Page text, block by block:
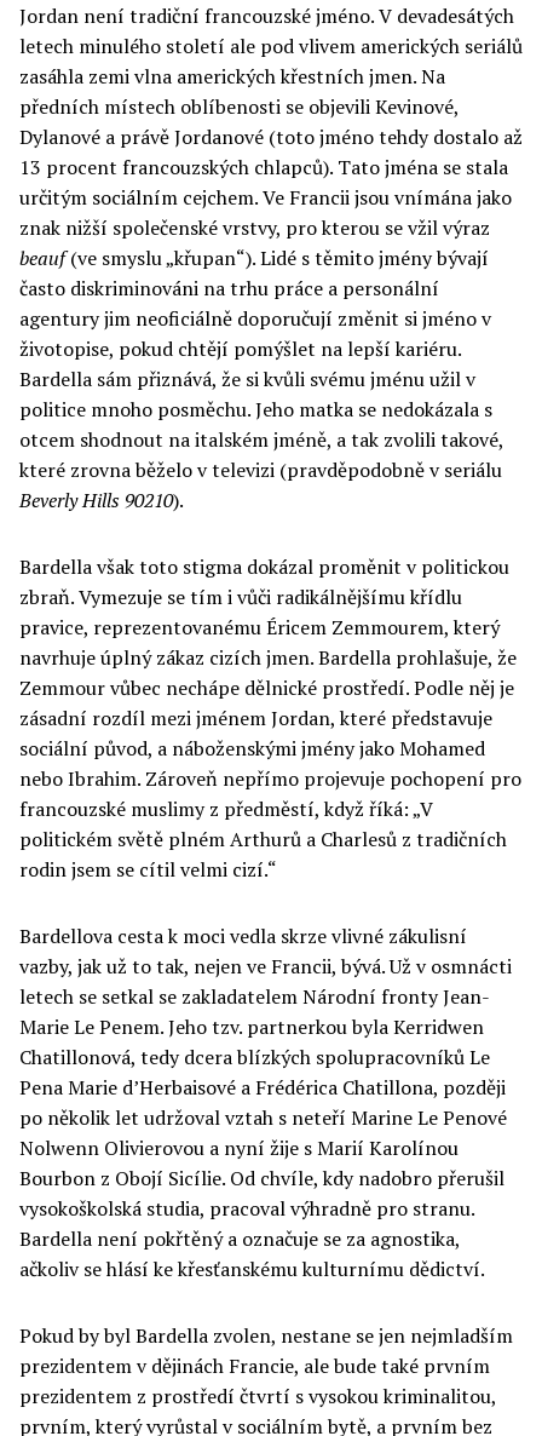
Jordan není tradiční francouzské jméno. V devadesátých
letech minulého století ale pod vlivem amerických seriálů
zasáhla zemi vlna amerických křestních jmen. Na
předních místech oblíbenosti se objevili Kevinové,
Dylanové a právě Jordanové (toto jméno tehdy dostalo až
13 procent francouzských chlapců). Tato jména se stala
určitým sociálním cejchem. Ve Francii jsou vnímána jako
znak nižší společenské vrstvy, pro kterou se vžil výraz
beauf(ve smyslu „křupan“). Lidé s těmito jmény bývají
často diskriminováni na trhu práce a personální
agentury jim neoficiálně doporučují změnit si jméno v
životopise, pokud chtějí pomýšlet na lepší kariéru.
Bardella sám přiznává, že si kvůli svému jménu užil v
politice mnoho posměchu. Jeho matka se nedokázala s
otcem shodnout na italském jméně, a tak zvolili takové,
které zrovna běželo v televizi (pravděpodobně v seriálu
Beverly Hills 90210).
Bardella však toto stigma dokázal proměnit v politickou
zbraň. Vymezuje se tím i vůči radikálnějšímu křídlu
pravice, reprezentovanému Éricem Zemmourem, který
navrhuje úplný zákaz cizích jmen. Bardella prohlašuje, že
Zemmour vůbec nechápe dělnické prostředí. Podle něj je
zásadní rozdíl mezi jménem Jordan, které představuje
sociální původ, a náboženskými jmény jako Mohamed
nebo Ibrahim. Zároveň nepřímo projevuje pochopení pro
francouzské muslimy z předměstí, když říká: „V
politickém světě plném Arthurů a Charlesů z tradičních
rodin jsem se cítil velmi cizí.“
Bardellova cesta k moci vedla skrze vlivné zákulisní
vazby, jak už to tak, nejen ve Francii, bývá. Už v osmnácti
letech se setkal se zakladatelem Národní fronty Jean-
Marie Le Penem. Jeho tzv. partnerkou byla Kerridwen
Chatillonová, tedy dcera blízkých spolupracovníků Le
Pena Marie d’Herbaisové a Frédérica Chatillona, později
po několik let udržoval vztah s neteří Marine Le Penové
Nolwenn Olivierovou a nyní žije s Marií Karolínou
Bourbon z Obojí Sicílie. Od chvíle, kdy nadobro přerušil
vysokoškolská studia, pracoval výhradně pro stranu.
Bardella není pokřtěný a označuje se za agnostika,
ačkoliv se hlásí ke křesťanskému kulturnímu dědictví.
Pokud by byl Bardella zvolen, nestane se jen nejmladším
prezidentem v dějinách Francie, ale bude také prvním
prezidentem z prostředí čtvrtí s vysokou kriminalitou,
prvním, který vyrůstal v sociálním bytě, a prvním bez